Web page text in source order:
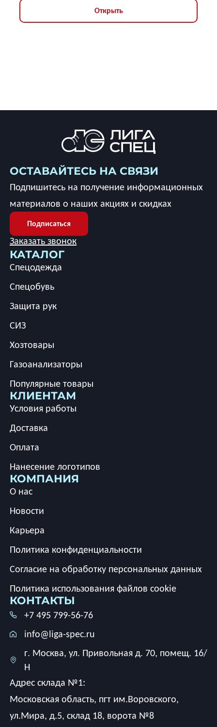
Открыть
КАТАЛОГ
Спецодежда
Спецобувь
Защита рук
СИЗ
Хозтовары
Газоанализаторы
Популярные товары
КЛИЕНТАМ
Условия работы
Доставка
Оплата
Нанесение логотипов
КОМПАНИЯ
О нас
Новости
Карьера
Политика конфиденциальности
Согласие на обработку персональных данных
Политика использования файлов cookie
КОНТАКТЫ
+7 495 799-56-76
info@liga-spec.ru
г. Москва, ул. Привольная д. 70, помещ. 16/
Н
Адрес склада №1:
Московская область, пгт им.Воровского,
ул.Мира, д.5, склад 18, ворота №8
ОСТАВАЙТЕСЬ НА СВЯЗИ
Подпишитесь на получение информационных
материалов о наших акциях и скидках
Подписаться
Заказать звонок